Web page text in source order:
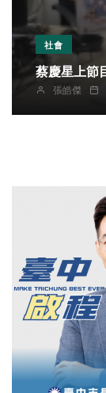
社會
張皓傑